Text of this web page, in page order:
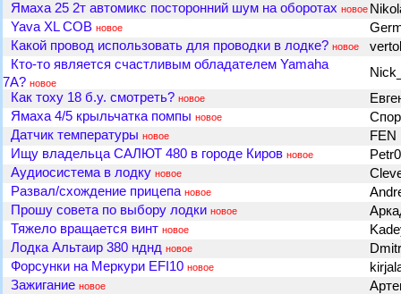
Ямаха 25 2т автомикс посторонний шум на оборотах новое
Yava XL COB новое
Какой провод использовать для проводки в лодке? новое
Кто-то является счастливым обладателем Yamaha
7A? новое
Как тоху 18 б.у. смотреть? новое
Ямаха 4/5 крыльчатка помпы новое
Датчик температуры новое
FEN
Ищу владельца САЛЮТ 480 в городе Киров новое
Аудиосистема в лодку новое
Развал/схождение прицепа новое
Прошу совета по выбору лодки новое
Тяжело вращается винт новое
Лодка Альтаир 380 нднд новое
Форсунки на Меркури EFI10 новое
Зажигание новое